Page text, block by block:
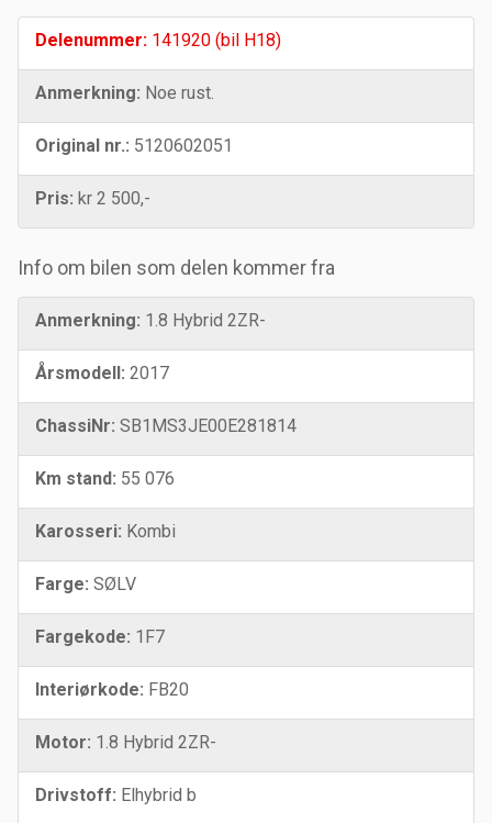
Delenummer: 141920 (bil H18)
Anmerkning: Noe rust.
Original nr.: 5120602051
Pris: kr 2 500,-
Info om bilen som delen kommer fra
Anmerkning: 1.8 Hybrid 2ZR-
Årsmodell: 2017
ChassiNr: SB1MS3JE00E281814
Km stand: 55 076
Karosseri: Kombi
Farge: SØLV
Fargekode: 1F7
Interiørkode: FB20
Motor: 1.8 Hybrid 2ZR-
Drivstoff: Elhybrid b